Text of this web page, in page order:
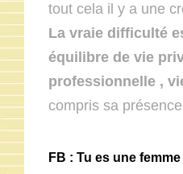
tout cela il y a une
La vraie difficulté
équilibre de vie
professionnelle ,
compris sa
FB : Tu es une